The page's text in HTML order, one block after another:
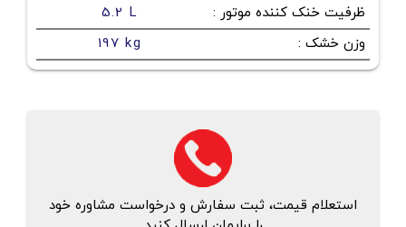
ظرفیت خنک کننده موتور :
5.2 L
وزن خشک :
197 kg
استعلام قیمت، ثبت سفارش و درخواست مشاوره خود